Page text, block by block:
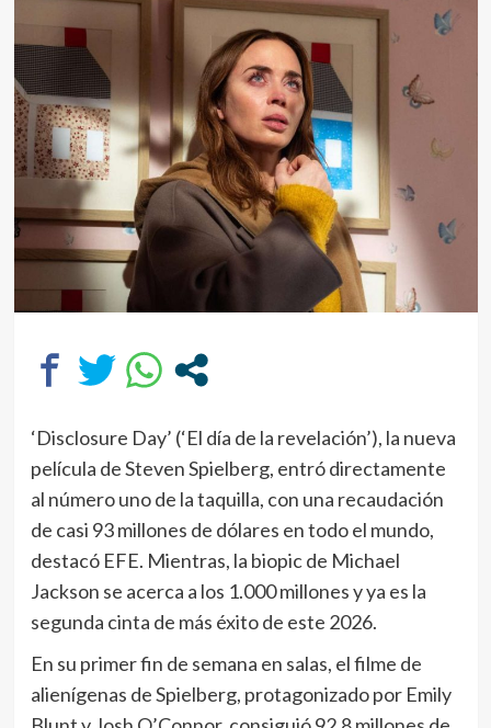
‘Disclosure Day’ (‘El día de la revelación’), la nueva
película de Steven Spielberg, entró directamente
al número uno de la taquilla, con una recaudación
de casi 93 millones de dólares en todo el mundo,
destacó EFE. Mientras, la biopic de Michael
Jackson se acerca a los 1.000 millones y ya es la
segunda cinta de más éxito de este 2026.
En su primer fin de semana en salas, el filme de
alienígenas de Spielberg, protagonizado por Emily